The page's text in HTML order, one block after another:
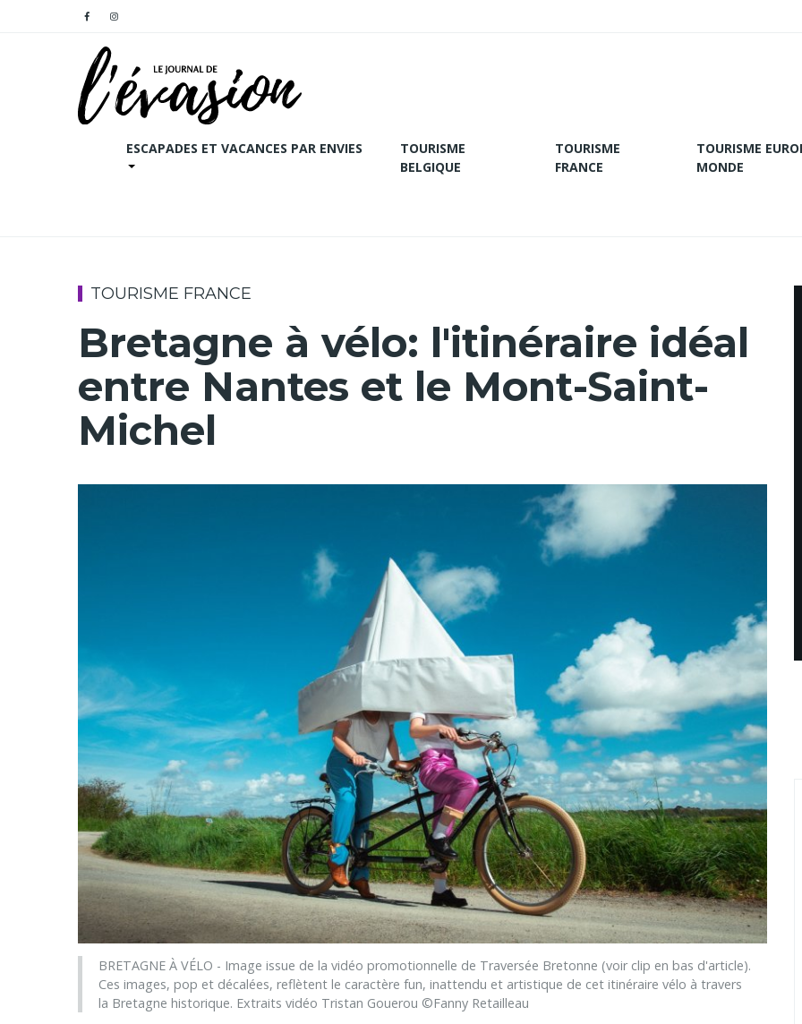
ESCAPADES ET VACANCES PAR ENVIES
TOURISME
BELGIQUE
TOURISME
FRANCE
TOURISME
MONDE
TOURISME FRANCE
Bretagne à vélo: l'itinéraire idéal
entre Nantes et le Mont-Saint-
Michel
BRETAGNE À VÉLO - Image issue de la vidéo promotionnelle de Traversée Bretonne (voir clip en bas d'article).
Ces images, pop et décalées, reflètent le caractère fun, inattendu et artistique de cet itinéraire vélo à travers
la Bretagne historique. Extraits vidéo Tristan Gouerou ©Fanny Retailleau